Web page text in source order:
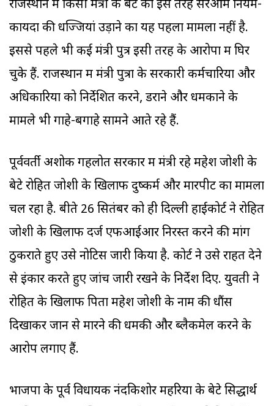
राजस्थान में किसी मंत्री के बेटे का इस तरह सरेआम नियम-
कायदों की धज्जियां उड़ाने का यह पहला मामला नहीं है.
इससे पहले भी कई मंत्री पुत्र इसी तरह के आरोपों में घिर
चुके हैं. राजस्थान में मंत्री पुत्रों के सरकारी कर्मचारियों और
अधिकारियों को निर्देशित करने, डराने और धमकाने के
मामले भी गाहे-बगाहे सामने आते रहे हैं.
पूर्ववर्ती अशोक गहलोत सरकार में मंत्री रहे महेश जोशी के
बेटे रोहित जोशी के खिलाफ दुष्कर्म और मारपीट का मामला
चल रहा है. बीते 26 सितंबर को ही दिल्ली हाईकोर्ट ने रोहित
जोशी के खिलाफ दर्ज एफआईआर निरस्त करने की मांग
ठुकराते हुए उसे नोटिस जारी किया है. कोर्ट ने उसे राहत देने
से इंकार करते हुए जांच जारी रखने के निर्देश दिए. युवती ने
रोहित के खिलाफ पिता महेश जोशी के नाम की धौंस
दिखाकर जान से मारने की धमकी और ब्लैकमेल करने के
आरोप लगाए हैं.
भाजपा के पूर्व विधायक नंदकिशोर महरिया के बेटे सिद्धार्थ